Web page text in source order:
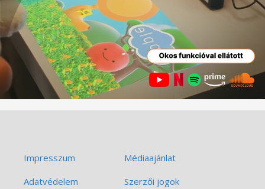
Impresszum
Médiaajánlat
Adatvédelem
Szerzői jogok